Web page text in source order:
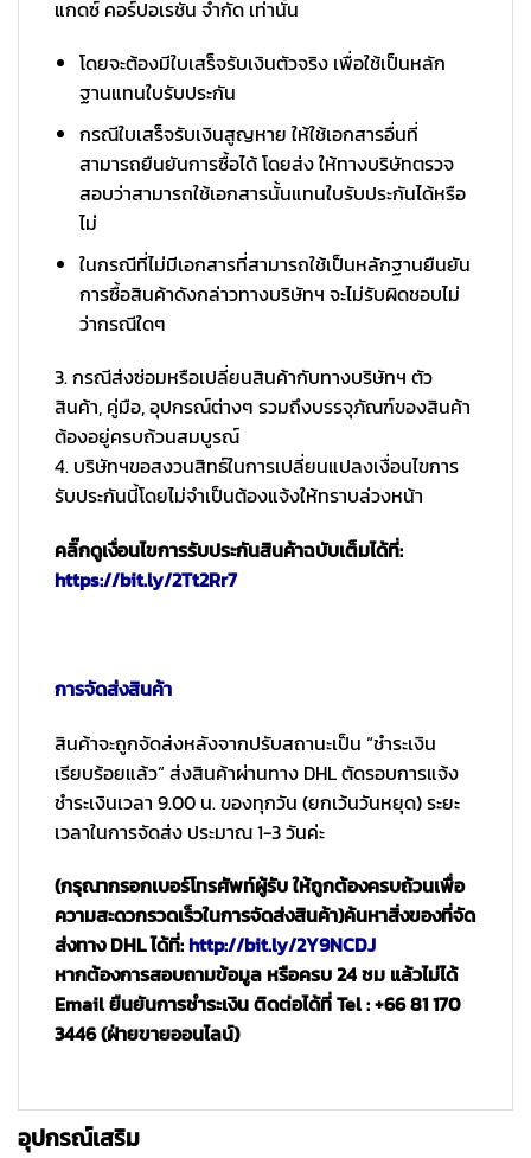
แกดซ์ คอร์ปอเรชั่น จำกัด เท่านั้น
โดยจะต้องมีใบเสร็จรับเงินตัวจริง เพื่อใช้เป็นหลัก
ฐานแทนใบรับประกัน
กรณีใบเสร็จรับเงินสูญหาย ให้ใช้เอกสารอื่นที่
สามารถยืนยันการซื้อได้ โดยส่ง ให้ทางบริษัทตรวจ
สอบว่าสามารถใช้เอกสารนั้นแทนใบรับประกันได้หรือ
ไม่
ในกรณีที่ไม่มีเอกสารที่สามารถใช้เป็นหลักฐานยืนยัน
การซื้อสินค้าดังกล่าวทางบริษัทฯ จะไม่รับผิดชอบไม่
ว่ากรณีใดๆ
3. กรณีส่งซ่อมหรือเปลี่ยนสินค้ากับทางบริษัทฯ ตัว
สินค้า, คู่มือ, อุปกรณ์ต่างๆ รวมถึงบรรจุภัณฑ์ของสินค้า
ต้องอยู่ครบถ้วนสมบูรณ์
4. บริษัทฯขอสงวนสิทธ์ในการเปลี่ยนแปลงเงื่อนไขการ
รับประกันนี้โดยไม่จำเป็นต้องแจ้งให้ทราบล่วงหน้า
คลิ๊กดูเงื่อนไขการรับประกันสินค้าฉบับเต็มได้ที่:
https://bit.ly/2Tt2Rr7
การจัดส่งสินค้า
สินค้าจะถูกจัดส่งหลังจากปรับสถานะเป็น “ชำระเงิน
เรียบร้อยแล้ว” ส่งสินค้าผ่านทาง DHL ตัดรอบการแจ้ง
ชำระเงินเวลา 9.00 น. ของทุกวัน (ยกเว้นวันหยุด) ระยะ
เวลาในการจัดส่ง ประมาณ 1-3 วันค่ะ
(กรุณากรอกเบอร์โทรศัพท์ผู้รับ ให้ถูกต้องครบถ้วนเพื่อ
ความสะดวกรวดเร็วในการจัดส่งสินค้า)ค้นหาสิ่งของที่จัด
ส่งทาง DHL ได้ที่:http://bit.ly/2Y9NCDJ
หากต้องการสอบถามข้อมูล หรือครบ 24 ชม แล้วไม่ได้
Email ยืนยันการชำระเงิน ติดต่อได้ที่ Tel : +66 81 170
3446 (ฝ่ายขายออนไลน์)
อุปกรณ์เสริม